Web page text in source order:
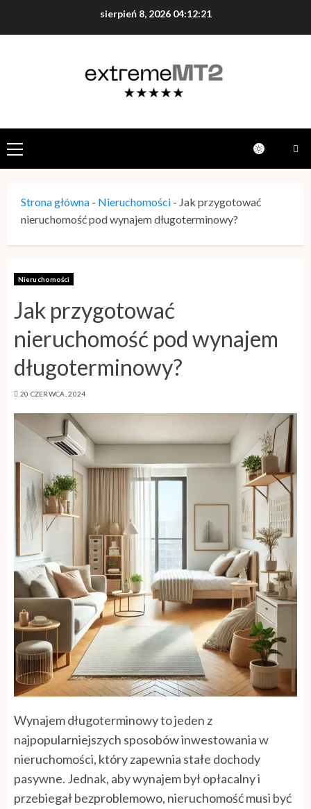
sierpień 8, 2026 04:12:23
Strona główna - Nieruchomości - Jak przygotować
nieruchomość pod wynajem długoterminowy?
Nieruchomości
Jak przygotować
nieruchomość pod wynajem
długoterminowy?
20 CZERWCA, 2024
Wynajem długoterminowy to jeden z
najpopularniejszych sposobów inwestowania w
nieruchomości, który zapewnia stałe dochody
pasywne. Jednak, aby wynajem był opłacalny i
przebiegał bezproblemowo, nieruchomość musi być